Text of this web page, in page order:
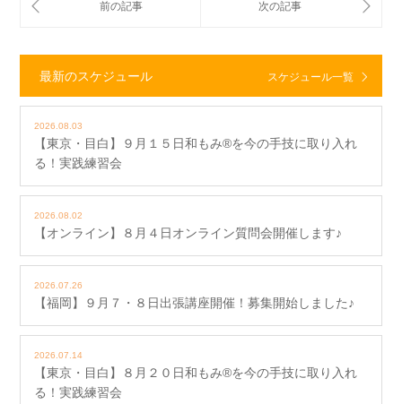
最新のスケジュール スケジュール一覧
2026.08.03
【東京・目白】９月１５日和もみ®を今の手技に取り入れ
る！実践練習会
2026.08.02
【オンライン】８月４日オンライン質問会開催します♪
2026.07.26
【福岡】９月７・８日出張講座開催！募集開始しました♪
2026.07.14
【東京・目白】８月２０日和もみ®を今の手技に取り入れ
る！実践練習会